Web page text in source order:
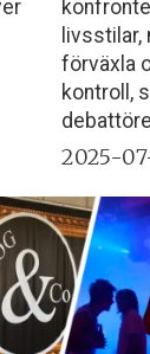
livsstilar,
förväxla
kontroll,
2025-